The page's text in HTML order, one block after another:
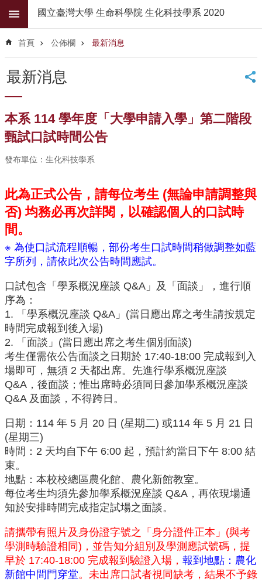
跳到主要內容區塊
階
尋
公
佈
欄
學
系
簡
系
所
師
資
高
中
專
區
大
學
部
碩
博
士
班
系
友
會
動
態
常
用
資
源
下
載
國立臺灣大學 生命科學院 生化科技學系 2020
首頁 公佈欄 最新消息
最新消息
本系 114 學年度「大學申請入學」第二階段
甄試口試時間公告
發布單位：生化科技學系
此為正式公告，請每位考生 (無論申請調整與
否) 均務必再次詳閱，以確認個人的口試時
間。
※ 為使口試流程順暢，部份考生口試時間稍做調整如藍
字所列，請依此次公告時間應試。
口試包含「學系概況座談 Q&A」及「面談」，進行順
序為：
1. 「學系概況座談 Q&A」(當日應出席之考生請按規定
時間完成報到後入場)
2. 「面談」(當日應出席之考生個別面談)
考生僅需依公告面談之日期於 17:40-18:00 完成報到入
場即可，無須 2 天都出席。先進行學系概況座談
Q&A，後面談；惟出席時必須同日參加學系概況座談
Q&A 及面談，不得跨日。
日期：114 年 5 月 20 日 (星期二) 或114 年 5 月 21 日
(星期三)
時間：2 天均自下午 6:00 起，預計約當日下午 8:00 結
束。
地點：本校校總區農化館、農化新館教室。
每位考生均須先參加學系概況座談 Q&A，再依現場通
知於安排時間完成指定試場之面談。
請攜帶有照片及身份證字號之「身分證件正本」(與考
學測時驗證相同)，並告知分組別及學測應試號碼， 提
早於 17:40-18:00 完成報到驗證入場 ， 報到地點：農化
新館中間門穿堂。未出席口試者視同缺考，結果不予錄